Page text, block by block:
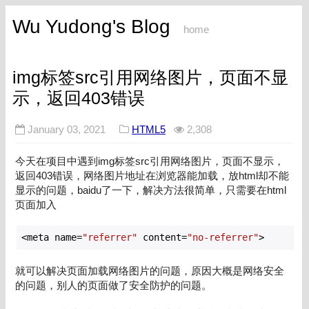
Wu Yudong's Blog home
img标签src引用网络图片，页面不显
示，返回403错误
January 03, 2021 HTML5 2,308
今天在项目中遇到img标签src引用网络图片，页面不显示，
返回403错误，网络图片地址在浏览器能加载，放html却不能
显示的问题，baidu了一下，解决方法很简单，只需要在html
页面加入
<meta name="referrer" content="no-referrer">
就可以解决页面加载网络图片的问题，原因大概是网络安全
的问题，别人的页面做了安全防护的问题。